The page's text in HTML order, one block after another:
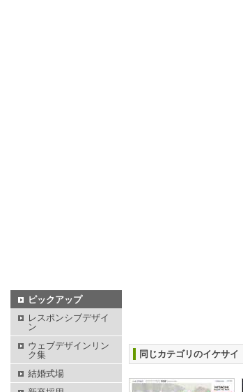
同じカテゴリのイケサイ
ピックアップ
レスポンシブデザイ
ン
ウェブデザインリン
ク集
結婚式場